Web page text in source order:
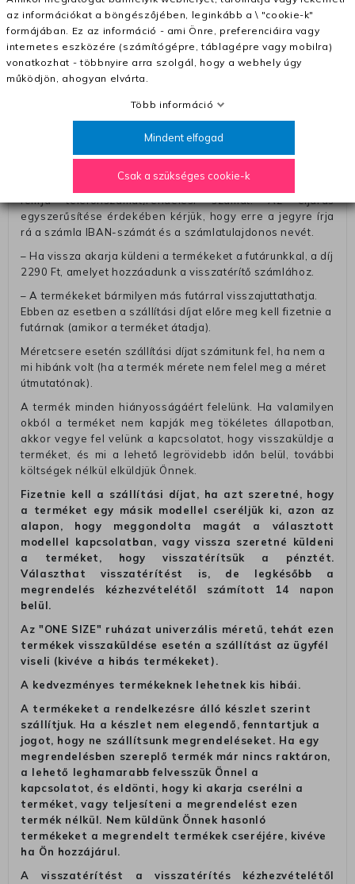
(+400 Ft utánvétte)
– A kapott termék cseréjéért 3780 Ft szállítási díjat
számolunk fel (oda -vissza út)
Pénzvisszatérítés:
A pénz visszatérítéséhez küldjük a futárt, hogy vegye át
Öntől a terméket/termékeket, vagy más futárral is
elküldheti. Olyan utávéttel küldött csomagot, melyne
értéke eltér 0 FT-tól, nem fogadunk el. A futárnak átadott
azonosítása érdekében tegyen egy megjegyzést, amelyre
felírja telefonszámát/rendelési számát. Az eljárás
egyszerűsítése érdekében kérjük, hogy erre a jegyre írja
rá a számla IBAN-számát és a számlatulajdonos nevét.
– Ha vissza akarja küldeni a termékeket a futárunkkal, a díj
2290 Ft, amelyet hozzáadunk a visszatérítő számlához.
– A termékeket bármilyen más futárral visszajuttathatja.
Ebben az esetben a szállítási díjat előre meg kell fizetnie a
futárnak (amikor a terméket átadja).
Méretcsere esetén szállítási díjat számitunk fel, ha nem a
mi hibánk volt (ha a termék mérete nem felel meg a méret
útmutatónak).
A termék minden hiányosságáért felelünk. Ha valamilyen
okból a terméket nem kapják meg tökéletes állapotban,
akkor vegye fel velünk a kapcsolatot, hogy visszaküldje a
terméket, és mi a lehető legrövidebb időn belül, további
költségek nélkül elküldjük Önnek.
Fizetnie kell a szállítási díjat, ha azt szeretné, hogy
a terméket egy másik modellel cseréljük ki, azon az
alapon, hogy meggondolta magát a választott
modellel kapcsolatban, vagy vissza szeretné küldeni
a terméket, hogy visszatérítsük a pénztét.
Választhat visszatérítést is, de legkésőbb a
megrendelés kézhezvételétől számított 14 napon
belül.
Az "ONE SIZE" ruházat univerzális méretű, tehát ezen
termékek visszaküldése esetén a szállítást az ügyfél
viseli (kivéve a hibás termékeket).
A kedvezményes termékeknek lehetnek kis hibái.
A termékeket a rendelkezésre álló készlet szerint
szállítjuk. Ha a készlet nem elegendő, fenntartjuk a
jogot, hogy ne szállítsunk megrendeléseket. Ha egy
megrendelésben szereplő termék már nincs raktáron,
a lehető leghamarabb felvesszük Önnel a
kapcsolatot, és eldönti, hogy ki akarja cserélni a
terméket, vagy teljesíteni a megrendelést ezen
termék nélkül. Nem küldünk Önnek hasonló
termékeket a megrendelt termékek cseréjére, kivéve
ha Ön hozzájárul.
A visszatérítést a visszatérítés kézhezvételétől
az információkat a böngészőjében, leginkább a \ "cookie-k"
formájában. Ez az információ - ami Önre, preferenciáira vagy
internetes eszközére (számítógépre, táblagépre vagy mobilra)
vonatkozhat - többnyire arra szolgál, hogy a webhely úgy
működjön, ahogyan elvárta.
Több információ
Mindent elfogad
Csak a szükséges cookie-k